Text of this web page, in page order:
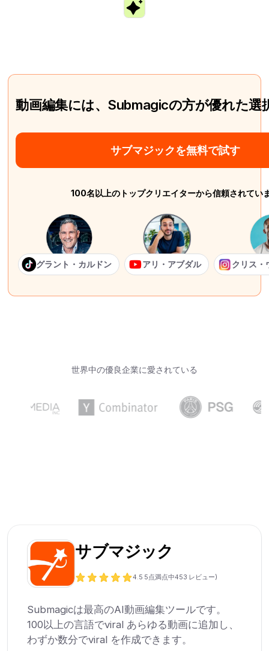
動画編集には、Submagicの方が優れた選
サブマジックを無料で試す
100名以上のトップクリエイターから信頼されてい
グラント・カルドン アリ・アブダル クリス・
世界中の優良企業に愛されている
サブマジック
4.5 5点満点中453 レビュー)
Submagicは最高のAI動画編集ツールです。
100以上の言語でviral あらゆる動画に追加し、
わずか数分でviral を作成できます。